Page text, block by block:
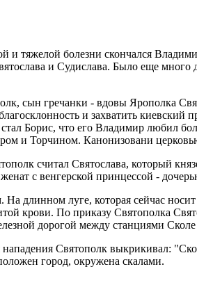
и тяжелой болезни скончался
и Судислава. Было еще
сын гречанки - вдовы Ярополка
и захватить киевский
Борис, что его Владимир любил
и Торчином. Канонизовани
считал Святослава, который
с венгерской принцессой -
длинном луге, которая сейчас
крови. По приказу Святополка
дорогой между станциями
Святополк выкрикивал:
город, окружена скалами.